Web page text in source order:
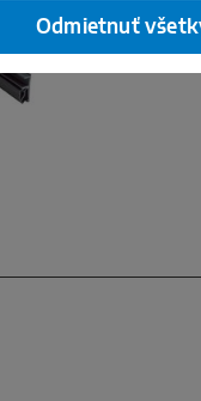
Odmietnuť